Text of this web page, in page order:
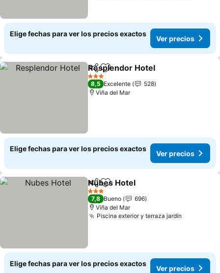
Elige fechas para ver los precios exactos
Ver precios
CompartirAgregar a favoritos
Resplendor Hotel
3 Estrellas
8,5 Excelente
528
Viña del Mar
Elige fechas para ver los precios exactos
Ver precios
CompartirAgregar a favoritos
Nubes Hotel
3 Estrellas
7,8 Bueno
696
Viña del Mar
Piscina exterior y terraza jardín
Elige fechas para ver los precios exactos
Ver precios